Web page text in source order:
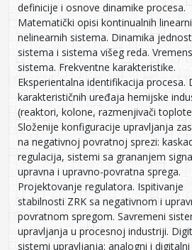
definicije i osnove dinamike procesa.
Matematički opisi kontinualnih
nelinearnih sistema. Dinamika
sistema i sistema višeg reda.
sistema. Frekventne karakteristike.
Eksperientalna identifikacija procesa.
karakterističnih uređaja hemijske
(reaktori, kolone, razmenjivači
Složenije konfiguracije upravljanja
na negativnoj povratnoj sprezi:
regulacija, sistemi sa grananjem
upravna i upravno-povratna sprega.
Projektovanje regulatora. Ispitivanje
stabilnosti ZRK sa negativnom i
povratnom spregom. Savremeni
upravljanja u procesnoj industriji.
sistemi upravljanja: analogni i digitalni